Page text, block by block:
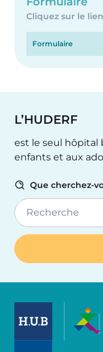
Cliquez sur le
Formulaire
L’HUDERF
est le seul hôpital
enfants et aux
Que cherchez-
Recherche